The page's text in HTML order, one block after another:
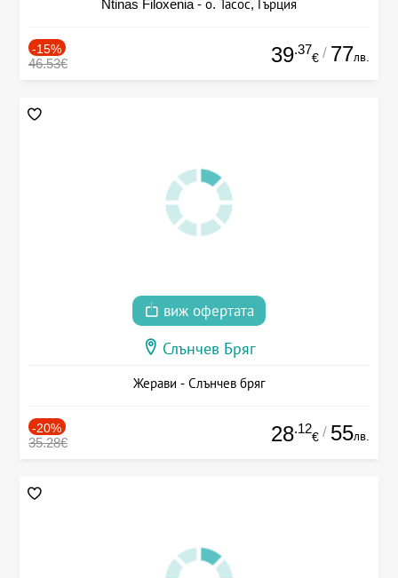
Ntinas Filoxenia - о. Тасос, Гърция
-15%
46.53€ 39.37
€ / 77лв.
виж офертата
Слънчев Бряг
Жерави - Слънчев бряг
-20%
35.28€ 28.12
€ / 55лв.